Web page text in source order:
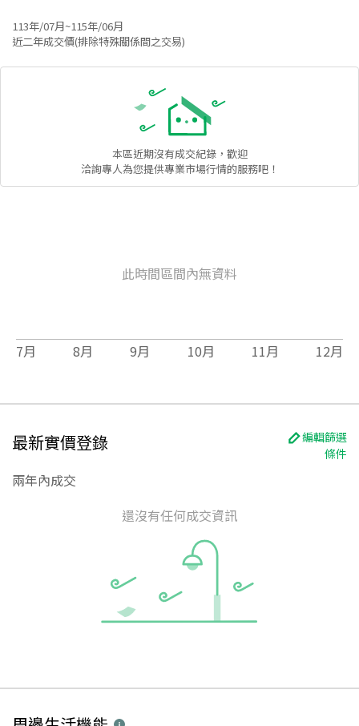
113年/07月~115年/06月
近二年成交價(排除特殊關係間之交易)
本區近期沒有成交紀錄，歡迎
洽詢專人為您提供專業市場行情的服務吧！
此時間區間內無資料
7月 8月 9月 10月 11月 12月
最新實價登錄
編輯篩選
條件
兩年內成交
還沒有任何成交資訊